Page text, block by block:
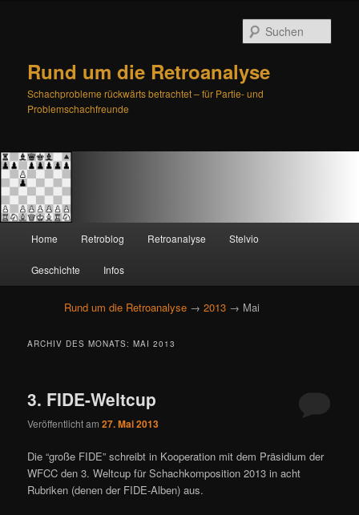
Rund um die Retroanalyse
Schachprobleme rückwärts betrachtet – für Partie- und
Problemschachfreunde
Zum
primären
Inhalt
springen
Zum
sekundären
Inhalt
springen
Home Retroblog Retroanalyse Stelvio
Geschichte Infos
Rund um die Retroanalyse → 2013 → Mai
ARCHIV DES MONATS:MAI 2013
3. FIDE-Weltcup
Veröffentlicht am27. Mai 2013
Die “große FIDE” schreibt in Kooperation mit dem Präsidium der
WFCC den 3. Weltcup für Schachkomposition 2013 in acht
Rubriken (denen der FIDE-Alben) aus.